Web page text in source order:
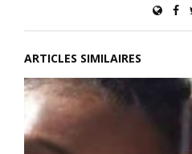
ARTICLES SIMILAIRES